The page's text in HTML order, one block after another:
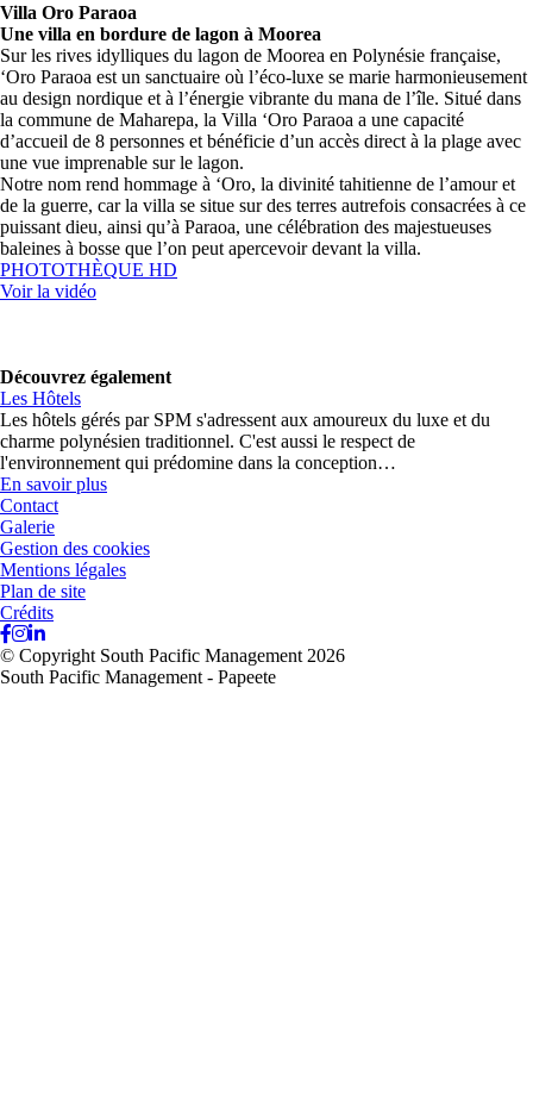
Villa Oro Paraoa
Une villa en bordure de lagon à Moorea
Sur les rives idylliques du lagon de Moorea en Polynésie française,
‘Oro Paraoa est un sanctuaire où l’éco-luxe se marie harmonieusement
au design nordique et à l’énergie vibrante du mana de l’île. Situé dans
la commune de Maharepa, la Villa ‘Oro Paraoa a une capacité
d’accueil de 8 personnes et bénéficie d’un accès direct à la plage avec
une vue imprenable sur le lagon.
Notre nom rend hommage à ‘Oro, la divinité tahitienne de l’amour et
de la guerre, car la villa se situe sur des terres autrefois consacrées à ce
puissant dieu, ainsi qu’à Paraoa, une célébration des majestueuses
baleines à bosse que l’on peut apercevoir devant la villa.
PHOTOTHÈQUE HD
Voir la vidéo
Découvrez également
Les Hôtels
Les hôtels gérés par SPM s'adressent aux amoureux du luxe et du
charme polynésien traditionnel. C'est aussi le respect de
l'environnement qui prédomine dans la conception…
En savoir plus
Contact
Galerie
Gestion des cookies
Mentions légales
Plan de site
Crédits
© Copyright South Pacific Management 2026
South Pacific Management - Papeete